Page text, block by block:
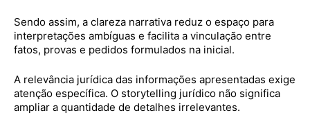
Sendo assim, a clareza narrativa reduz o espaço para
interpretações ambíguas e facilita a vinculação entre
fatos, provas e pedidos formulados na inicial.
A relevância jurídica das informações apresentadas exige
atenção específica. O storytelling jurídico não significa
ampliar a quantidade de detalhes irrelevantes.